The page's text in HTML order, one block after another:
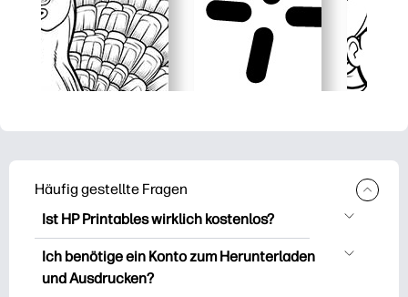
Häufig gestellte Fragen
Ist HP Printables wirklich kostenlos?
HP Printables bietet über 2.500
kostenlose Vorlagen zum Herunterladen
Ich benötige ein Konto zum Herunterladen
und Ausdrucken?